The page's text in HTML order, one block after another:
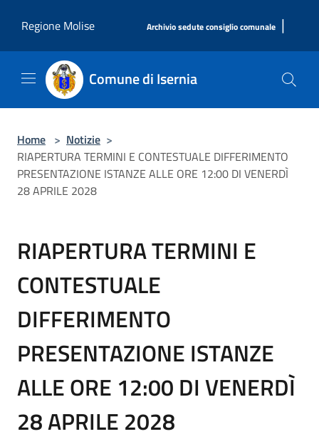
Regione Molise
Archivio sedute consiglio comunale |
Comune di Isernia
Home > Notizie >
RIAPERTURA TERMINI E CONTESTUALE DIFFERIMENTO
PRESENTAZIONE ISTANZE ALLE ORE 12:00 DI VENERDÌ
28 APRILE 2028
RIAPERTURA TERMINI E
CONTESTUALE
DIFFERIMENTO
PRESENTAZIONE ISTANZE
ALLE ORE 12:00 DI VENERDÌ
28 APRILE 2028